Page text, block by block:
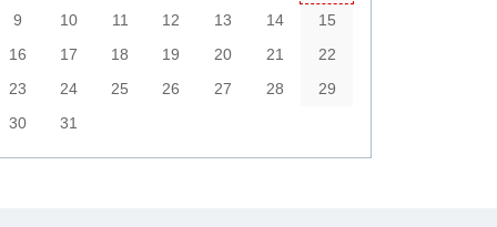
9
10 11 12 13 14
15
16
17 18 19 20 21
22
23
24 25 26 27 28
29
30
31